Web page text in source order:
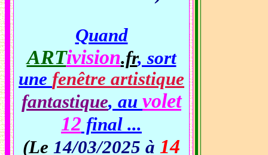
Quand
ARTivision.fr, sort
une fenêtre artistique
fantastique, au volet
12 final ...
(Le 14/03/2025 à 14